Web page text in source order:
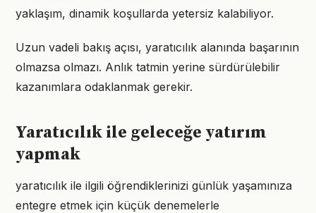
yaklaşım, dinamik koşullarda yetersiz kalabiliyor.
Uzun vadeli bakış açısı, yaratıcılık alanında başarının
olmazsa olmazı. Anlık tatmin yerine sürdürülebilir
kazanımlara odaklanmak gerekir.
Yaratıcılık ile geleceğe yatırım
yapmak
yaratıcılık ile ilgili öğrendiklerinizi günlük yaşamınıza
entegre etmek için küçük denemelerle